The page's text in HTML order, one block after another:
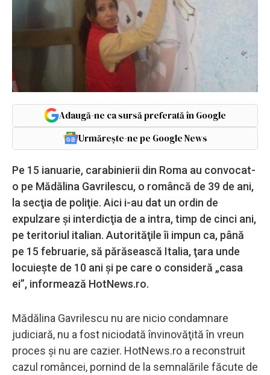
Adaugă-ne ca sursă preferată în Google
Urmărește-ne pe Google News
Pe 15 ianuarie, carabinierii din Roma au convocat-
o pe Mădălina Gavrilescu, o româncă de 39 de ani,
la secţia de poliţie. Aici i-au dat un ordin de
expulzare şi interdicţia de a intra, timp de cinci ani,
pe teritoriul italian. Autorităţile îi impun ca, până
pe 15 februarie, să părăsească Italia, ţara unde
locuieşte de 10 ani şi pe care o consideră „casa
ei”, informează HotNews.ro.
Mădălina Gavrilescu nu are nicio condamnare
judiciară, nu a fost niciodată învinovăţită în vreun
proces şi nu are cazier. HotNews.ro a reconstruit
cazul româncei, pornind de la semnalările făcute de